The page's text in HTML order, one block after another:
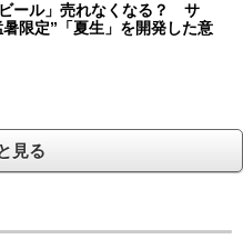
ール」売れなくなる？ サ
限定”「夏生」を開発した意
見る